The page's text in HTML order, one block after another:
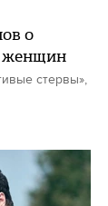
о
женщин
стервы»,